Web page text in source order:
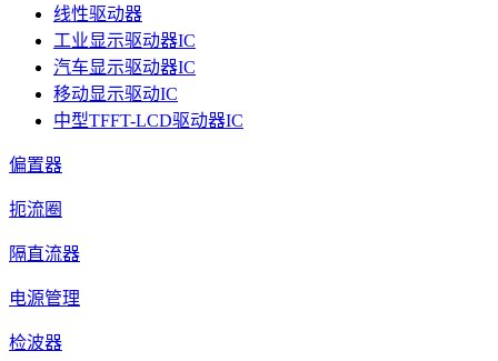
线性驱动器
工业显示驱动器IC
汽车显示驱动器IC
移动显示驱动IC
中型TFFT-LCD驱动器IC
偏置器
扼流圈
隔直流器
电源管理
检波器